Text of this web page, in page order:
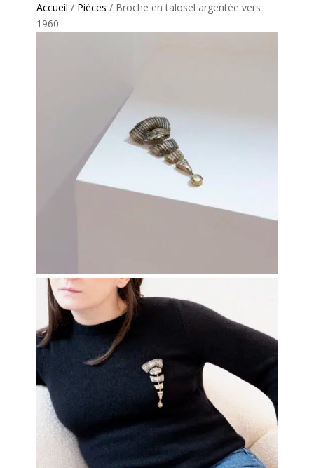
Accueil / Pièces / Broche en talosel argentée vers
1960